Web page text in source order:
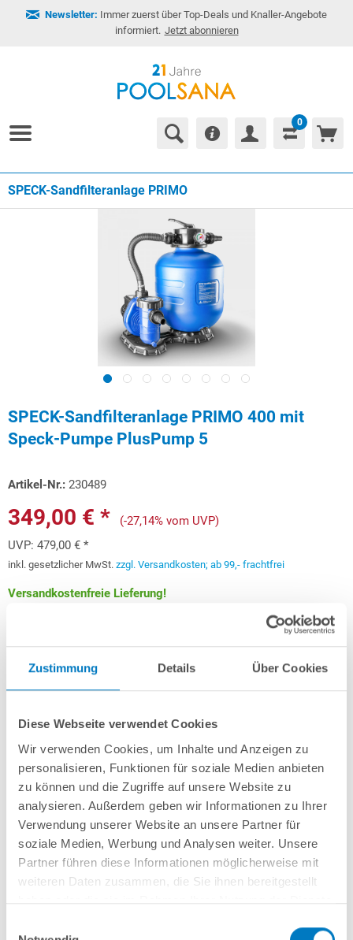
Zustimmung Details Über Cookies
Diese Webseite verwendet Cookies
Wir verwenden Cookies, um Inhalte und Anzeigen zu
personalisieren, Funktionen für soziale Medien anbieten
zu können und die Zugriffe auf unsere Website zu
analysieren. Außerdem geben wir Informationen zu Ihrer
Verwendung unserer Website an unsere Partner für
soziale Medien, Werbung und Analysen weiter. Unsere
Partner führen diese Informationen möglicherweise mit
weiteren Daten zusammen, die Sie ihnen bereitgestellt
Newsletter: Immer zuerst über Top-Deals und Knaller-Angebote
informiert. Jetzt abonnieren
0
SPECK-Sandfilteranlage PRIMO
SPECK-Sandfilteranlage PRIMO 400 mit
Speck-Pumpe PlusPump 5
Artikel-Nr.: 230489
349,00 € *
(-27,14% vom UVP)
UVP: 479,00 € *
inkl. gesetzlicher MwSt. zzgl. Versandkosten; ab 99,- frachtfrei
Versandkostenfreie Lieferung!
Schon ab 10,42 € monatlich finanzieren
Weitere Informationen
Qualitäts-Sandfilteranlage von SPECK( Made
7-Wege-Rückspülventil mit Druckmanometer
Original selbstansaugenderSPECK-Pumpe PlusPump 5mit Vorfilter; inkl.
montiertem Anschlusskabel mit Netzstecker;
TÜV- und GS-geprüft
Filterleistung: 5 m³/h bei 350 Watt / 230 V (empfohlen für Becken bis ca.
25 m³)
Stabiler und platzsparender Grundplatte